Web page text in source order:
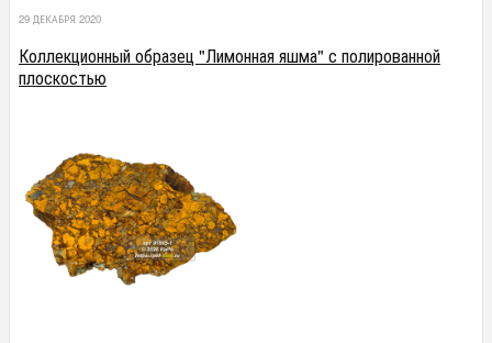
29 ДЕКАБРЯ 2020
Коллекционный образец "Лимонная яшма" с полированной
плоскостью